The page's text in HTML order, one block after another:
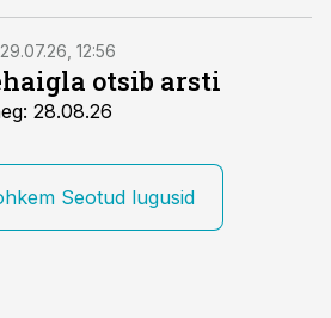
29.07.26, 12:56
otsib arsti
28.08.26
Seotud lugusid